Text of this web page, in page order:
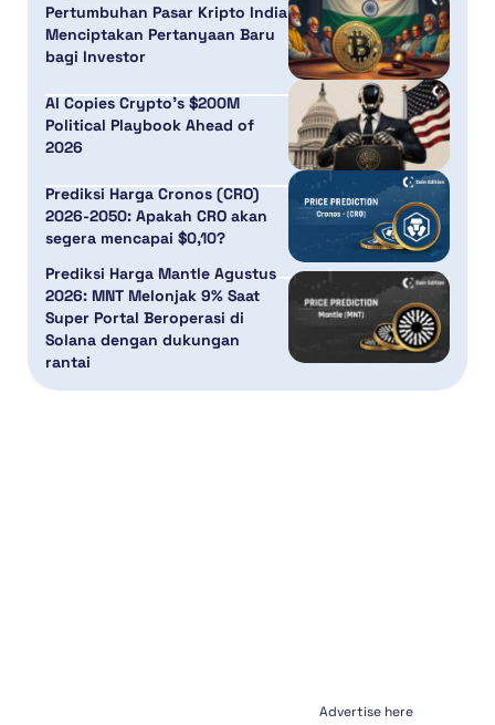
Pertumbuhan Pasar Kripto India
Menciptakan Pertanyaan Baru
bagi Investor
AI Copies Crypto’s $200M
Political Playbook Ahead of
2026
Prediksi Harga Cronos (CRO)
2026-2050: Apakah CRO akan
segera mencapai $0,10?
Prediksi Harga Mantle Agustus
2026: MNT Melonjak 9% Saat
Super Portal Beroperasi di
Solana dengan dukungan
rantai
Advertise here